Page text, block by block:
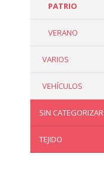
PATRIO
VERANO
VARIOS
VEHÍCULOS
SIN CATEGORIZAR
TEJIDO